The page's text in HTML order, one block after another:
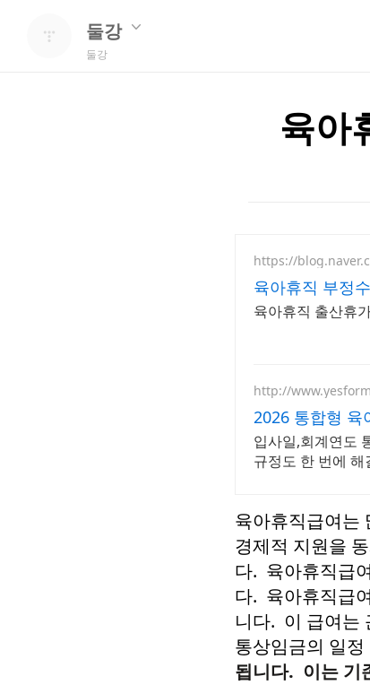
둘강
둘강
육아
https://
육아휴직 부정
육아휴직 출산휴
http://
2026 통합형 육
입사일,회계연도
규정도 한 번에 해
육아휴직급여는
경제적 지원을
다. 육아휴직급
다. 육아휴직급
니다. 이 급여는
통상임금의 일
됩니다. 이는 기